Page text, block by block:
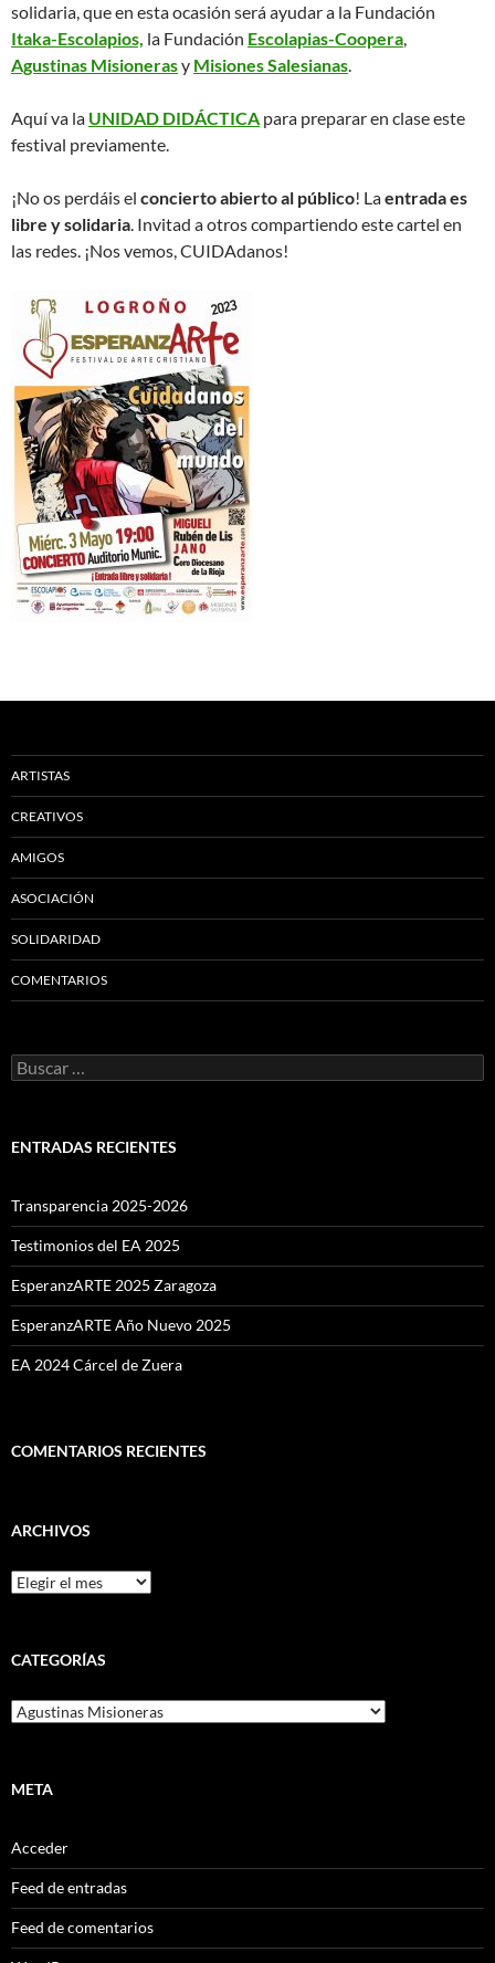
solidaria, que en esta ocasión será ayudar a la Fundación
Itaka-Escolapios, la Fundación Escolapias-Coopera,
Agustinas Misionerasy Misiones Salesianas.
Aquí va la UNIDAD DIDÁCTICA para preparar en clase este
festival previamente.
¡No os perdáis el concierto abierto al público! Laentrada es
libre y solidaria. Invitad a otros compartiendo este cartel en
las redes. ¡Nos vemos, CUIDAdanos!
ARTISTAS
CREATIVOS
AMIGOS
ASOCIACIÓN
SOLIDARIDAD
COMENTARIOS
Buscar:
ENTRADAS RECIENTES
Transparencia 2025-2026
Testimonios del EA 2025
EsperanzARTE 2025 Zaragoza
EsperanzARTE Año Nuevo 2025
EA 2024 Cárcel de Zuera
COMENTARIOS RECIENTES
ARCHIVOS
Archivos
CATEGORÍAS
Categorías
META
Acceder
Feed de entradas
Feed de comentarios